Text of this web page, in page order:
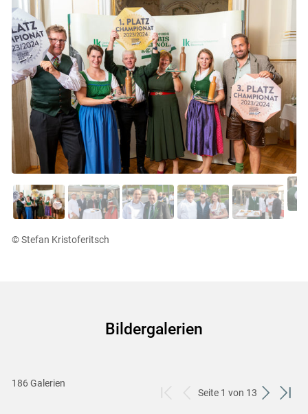
© Stefan Kristoferitsch
Bildergalerien
Seite 1 von 13
weiterzum
186 Galerien